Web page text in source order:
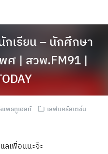
กเรียน – นักศึกษา
ศ | สวพ.FM91 |
แพธทูเฮลท์ เลิฟแคร์สเตชั่น
ลเพื่อนนะจ๊ะ